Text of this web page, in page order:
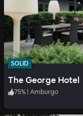
SOLID
The George Hotel
75% | Amburgo